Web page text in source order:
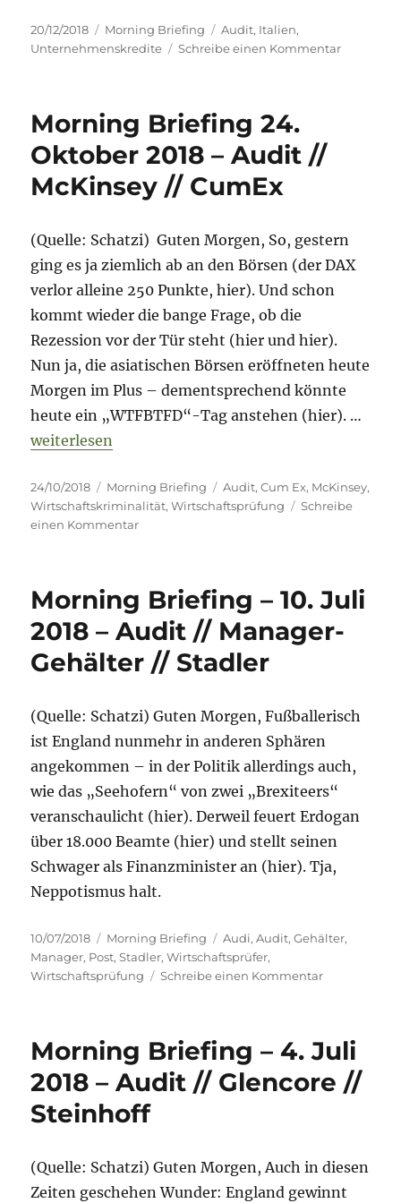
Veröffentlicht
am
20/12/2018 Kategorien
Morning Briefing Schlagwörter
Audit, Italien,
Unternehmenskredite
Schreibe einen Kommentarzu
Audit
Morning Briefing 24.
Oktober 2018 – Audit //
McKinsey // CumEx
(Quelle: Schatzi) Guten Morgen, So, gestern
ging es ja ziemlich ab an den Börsen (der DAX
verlor alleine 250 Punkte, hier). Und schon
kommt wieder die bange Frage, ob die
Rezession vor der Tür steht (hier und hier).
Nun ja, die asiatischen Börsen eröffneten heute
Morgen im Plus – dementsprechend könnte
heute ein „WTFBTFD“-Tag anstehen (hier). …
„Morning Briefing 24. Oktober 2018 – Audit //
weiterlesen
Veröffentlicht
am
24/10/2018 Kategorien
Morning Briefing Schlagwörter
Audit,Cum Ex, McKinsey,
Wirtschaftskriminalität,Wirtschaftsprüfung
Schreibe
einen Kommentarzu
Oktober
2018
–
Audit
//
//
Morning Briefing – 10. Juli
2018 – Audit // Manager-
Gehälter // Stadler
(Quelle: Schatzi) Guten Morgen, Fußballerisch
ist England nunmehr in anderen Sphären
angekommen – in der Politik allerdings auch,
wie das „Seehofern“ von zwei „Brexiteers“
veranschaulicht (hier). Derweil feuert Erdogan
über 18.000 Beamte (hier) und stellt seinen
Schwager als Finanzminister an (hier). Tja,
Neppotismus halt.
Veröffentlicht
am
10/07/2018 Kategorien
Morning Briefing Schlagwörter
Audi,Audit,Gehälter,
Manager, Post,Stadler,Wirtschaftsprüfer,
Wirtschaftsprüfung
Schreibe einen Kommentarzu
10.
2018
Manager-
Morning Briefing – 4. Juli
2018 – Audit // Glencore //
Steinhoff
(Quelle: Schatzi) Guten Morgen, Auch in diesen
Zeiten geschehen Wunder: England gewinnt